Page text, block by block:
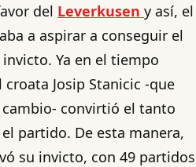
del Leverkusen y así, el
a aspirar a conseguir el
Ya en el tiempo
Josip Stanicic -que
convirtió el tanto
partido. De esta manera,
su invicto, con 49 partidos